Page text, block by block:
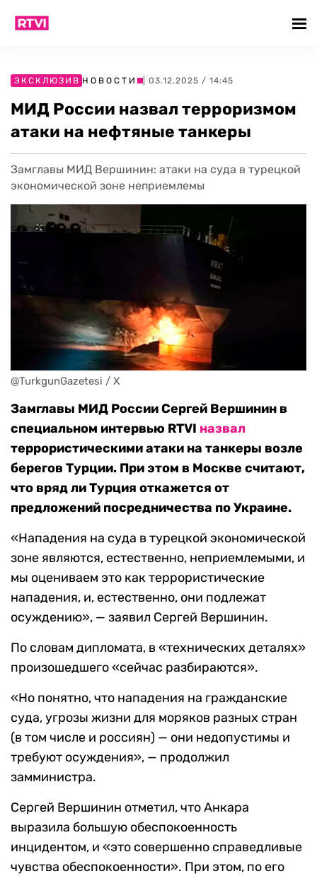
ЭКСКЛЮЗИВ НОВОСТИ | 03.12.2025 / 14:45
МИД России назвал терроризмом
атаки на нефтяные танкеры
Замглавы МИД Вершинин: атаки на суда в турецкой
экономической зоне неприемлемы
@TurkgunGazetesi / X
Замглавы МИД России Сергей Вершинин в
специальном интервью RTVI назвал
террористическими атаки на танкеры возле
берегов Турции. При этом в Москве считают,
что вряд ли Турция откажется от
предложений посредничества по Украине.
«Нападения на суда в турецкой экономической
зоне являются, естественно, неприемлемыми, и
мы оцениваем это как террористические
нападения, и, естественно, они подлежат
осуждению», — заявил Сергей Вершинин.
По словам дипломата, в «технических деталях»
произошедшего «сейчас разбираются».
«Но понятно, что нападения на гражданские
суда, угрозы жизни для моряков разных стран
(в том числе и россиян) — они недопустимы и
требуют осуждения», — продолжил
замминистра.
Сергей Вершинин отметил, что Анкара
выразила большую обеспокоенность
инцидентом, и «это совершенно справедливые
чувства обеспокоенности». При этом, по его